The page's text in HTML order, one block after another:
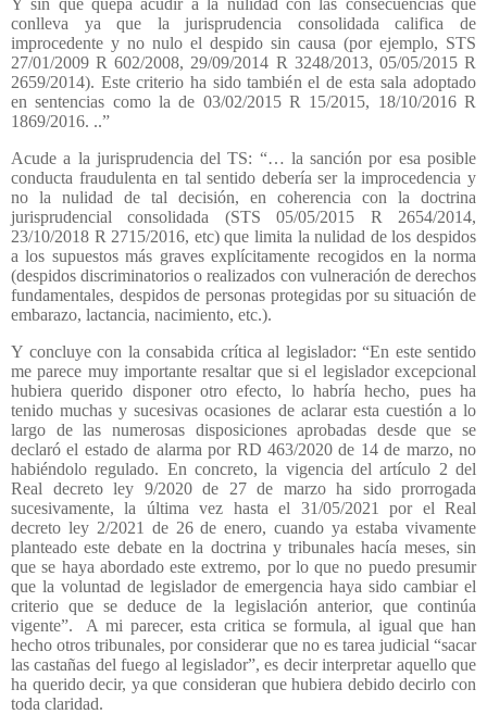
Y sin que quepa acudir a la nulidad con las consecuencias que
conlleva ya que la jurisprudencia consolidada califica de
improcedente y no nulo el despido sin causa (por ejemplo, STS
27/01/2009 R 602/2008, 29/09/2014 R 3248/2013, 05/05/2015 R
2659/2014). Este criterio ha sido también el de esta sala adoptado
en sentencias como la de 03/02/2015 R 15/2015, 18/10/2016 R
1869/2016. ..”
Acude a la jurisprudencia del TS: “… la sanción por esa posible
conducta fraudulenta en tal sentido debería ser la improcedencia y
no la nulidad de tal decisión, en coherencia con la doctrina
jurisprudencial consolidada (STS 05/05/2015 R 2654/2014,
23/10/2018 R 2715/2016, etc) que limita la nulidad de los despidos
a los supuestos más graves explícitamente recogidos en la norma
(despidos discriminatorios o realizados con vulneración de derechos
fundamentales, despidos de personas protegidas por su situación de
embarazo, lactancia, nacimiento, etc.).
Y concluye con la consabida crítica al legislador: “En este sentido
me parece muy importante resaltar que si el legislador excepcional
hubiera querido disponer otro efecto, lo habría hecho, pues ha
tenido muchas y sucesivas ocasiones de aclarar esta cuestión a lo
largo de las numerosas disposiciones aprobadas desde que se
declaró el estado de alarma por RD 463/2020 de 14 de marzo, no
habiéndolo regulado. En concreto, la vigencia del artículo 2 del
Real decreto ley 9/2020 de 27 de marzo ha sido prorrogada
sucesivamente, la última vez hasta el 31/05/2021 por el Real
decreto ley 2/2021 de 26 de enero, cuando ya estaba vivamente
planteado este debate en la doctrina y tribunales hacía meses, sin
que se haya abordado este extremo, por lo que no puedo presumir
que la voluntad de legislador de emergencia haya sido cambiar el
criterio que se deduce de la legislación anterior, que continúa
vigente”.
A mi parecer, esta critica se formula, al igual que han
hecho otros tribunales, por considerar que no es tarea judicial “sacar
las castañas del fuego al legislador”, es decir interpretar aquello que
ha querido decir, ya que consideran que hubiera debido decirlo con
toda claridad.